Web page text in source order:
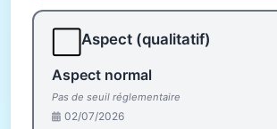
Aspect (qualitatif)
Aspect normal
Pas de seuil réglementaire
02/07/2026